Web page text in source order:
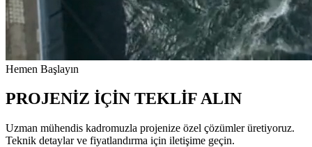
Hemen Başlayın
PROJENİZ İÇİN TEKLİF ALIN
Uzman mühendis kadromuzla projenize özel çözümler üretiyoruz.
Teknik detaylar ve fiyatlandırma için iletişime geçin.